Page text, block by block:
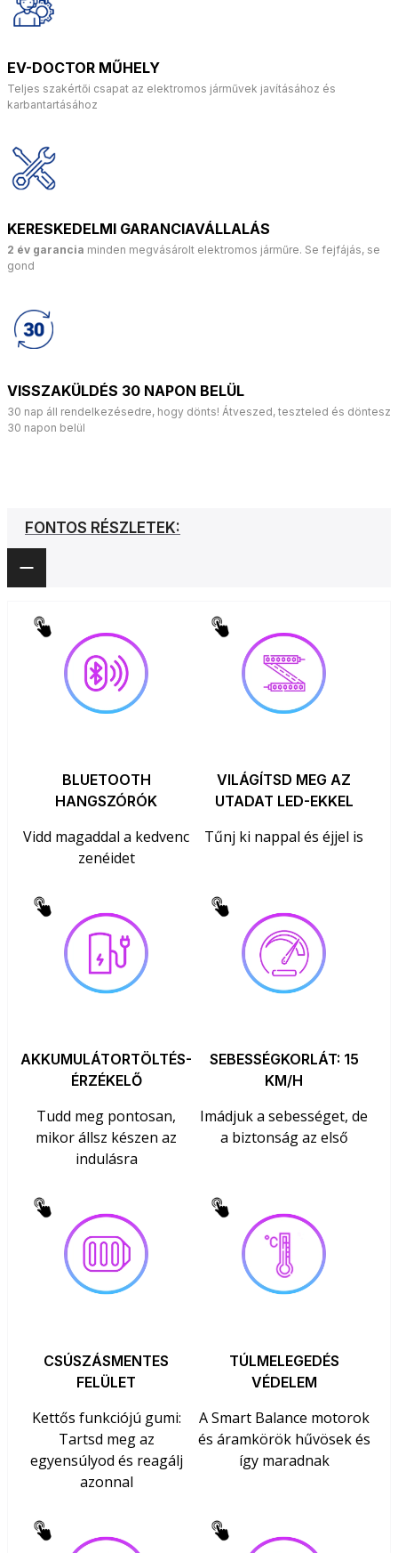
EV-DOCTOR MŰHELY
Teljes szakértői csapat az elektromos járművek javításához és
karbantartásához
KERESKEDELMI GARANCIAVÁLLALÁS
2 év garancia minden megvásárolt elektromos járműre. Se fejfájás, se
gond
VISSZAKÜLDÉS 30 NAPON BELÜL
30 nap áll rendelkezésedre, hogy dönts! Átveszed, teszteled és döntesz
30 napon belül
FONTOS RÉSZLETEK:
BLUETOOTH
HANGSZÓRÓK
Vidd magaddal a kedvenc
zenéidet
VILÁGÍTSD MEG AZ
UTADAT LED-EKKEL
Tűnj ki nappal és éjjel is
AKKUMULÁTORTÖLTÉS-
ÉRZÉKELŐ
Tudd meg pontosan,
mikor állsz készen az
indulásra
SEBESSÉGKORLÁT: 15
KM/H
Imádjuk a sebességet, de
a biztonság az első
CSÚSZÁSMENTES
FELÜLET
Kettős funkciójú gumi:
Tartsd meg az
egyensúlyod és reagálj
azonnal
TÚLMELEGEDÉS
VÉDELEM
A Smart Balance motorok
és áramkörök hűvösek és
így maradnak